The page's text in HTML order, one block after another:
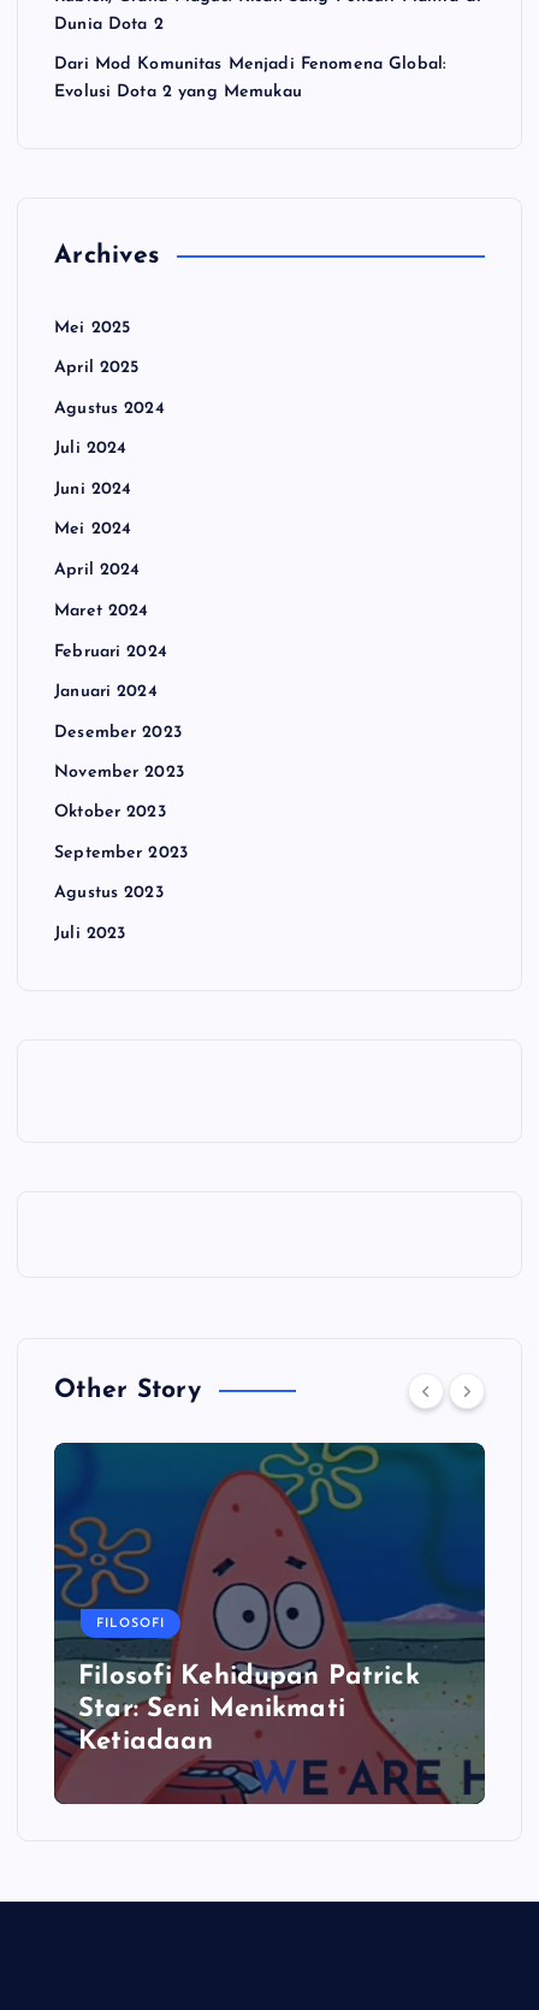
Dunia Dota 2
Dari Mod Komunitas Menjadi Fenomena Global:
Evolusi Dota 2 yang Memukau
Archives
Mei 2025
April 2025
Agustus 2024
Juli 2024
Juni 2024
Mei 2024
April 2024
Maret 2024
Februari 2024
Januari 2024
Desember 2023
November 2023
Oktober 2023
September 2023
Agustus 2023
Juli 2023
Other Story
FILOSOFI
Filosofi Kehidupan Patrick
Star: Seni Menikmati
Ketiadaan